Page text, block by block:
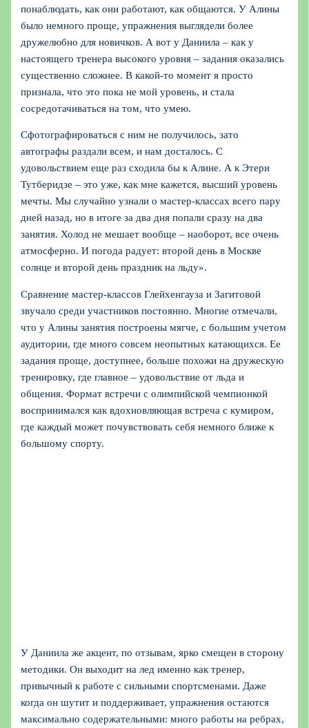
понаблюдать, как они работают, как общаются. У Алины
было немного проще, упражнения выглядели более
дружелюбно для новичков. А вот у Даниила – как у
настоящего тренера высокого уровня – задания оказались
существенно сложнее. В какой-то момент я просто
признала, что это пока не мой уровень, и стала
сосредотачиваться на том, что умею.
Сфотографироваться с ним не получилось, зато
автографы раздали всем, и нам досталось. С
удовольствием еще раз сходила бы к Алине. А к Этери
Тутберидзе – это уже, как мне кажется, высший уровень
мечты. Мы случайно узнали о мастер-классах всего пару
дней назад, но в итоге за два дня попали сразу на два
занятия. Холод не мешает вообще – наоборот, все очень
атмосферно. И погода радует: второй день в Москве
солнце и второй день праздник на льду».
Сравнение мастер-классов Глейхенгауза и Загитовой
звучало среди участников постоянно. Многие отмечали,
что у Алины занятия построены мягче, с большим учетом
аудитории, где много совсем неопытных катающихся. Ее
задания проще, доступнее, больше похожи на дружескую
тренировку, где главное – удовольствие от льда и
общения. Формат встречи с олимпийской чемпионкой
воспринимался как вдохновляющая встреча с кумиром,
где каждый может почувствовать себя немного ближе к
большому спорту.
У Даниила же акцент, по отзывам, ярко смещен в сторону
методики. Он выходит на лед именно как тренер,
привычный к работе с сильными спортсменами. Даже
когда он шутит и поддерживает, упражнения остаются
максимально содержательными: много работы на ребрах,